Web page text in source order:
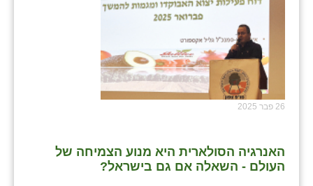
26 פבר 2025
האנרגיה הסולארית היא מנוע הצמיחה של
העולם - השאלה אם גם בישראל?